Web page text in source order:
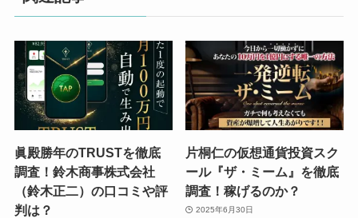
眞殿勝年のTRUSTを徹底
調査！鈴木商事株式会社
（鈴木正二）の口コミや評
判は？
片桐仁の仮想通貨投資スク
ール『ザ・ミーム』を徹底
調査！稼げるのか？
2025年6月30日